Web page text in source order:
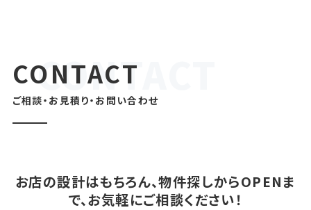
CONTACT
ご相談・お見積り・お問い合わせ
お店の設計はもちろん、物件探しからOPENま
で、お気軽にご相談ください！